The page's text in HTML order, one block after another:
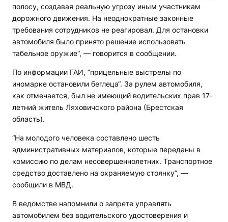
полосу, создавая реальную угрозу иным участникам
дорожного движения. На неоднократные законные
требования сотрудников не реагировал. Для остановки
автомобиля было принято решение использовать
табельное оружие“, — говорится в сообщении.
По информации ГАИ, “прицельные выстрелы по
иномарке остановили беглеца“. За рулем автомобиля,
как отмечается, был не имеющий водительских прав 17-
летний житель Ляховичского района (Брестская
область).
“На молодого человека составлено шесть
административных материалов, которые переданы в
комиссию по делам несовершеннолетних. Транспортное
средство доставлено на охраняемую стоянку“, —
сообщили в МВД.
В ведомстве напомнили о запрете управлять
автомобилем без водительского удостоверения и